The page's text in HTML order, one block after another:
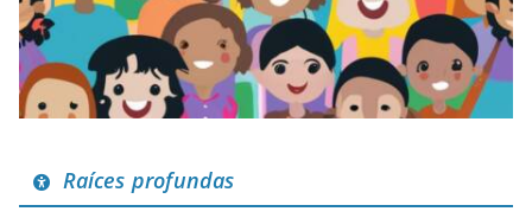
Raíces profundas